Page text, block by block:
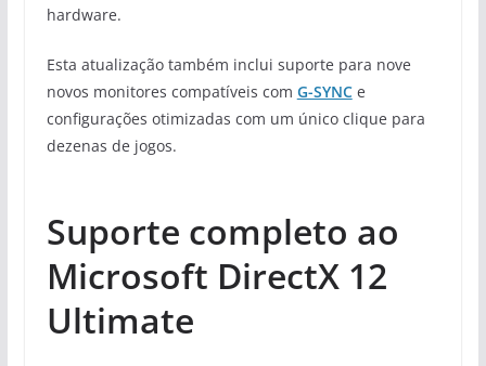
hardware.
Esta atualização também inclui suporte para nove
novos monitores compatíveis com G-SYNCe
configurações otimizadas com um único clique para
dezenas de jogos.
Suporte completo ao
Microsoft DirectX 12
Ultimate